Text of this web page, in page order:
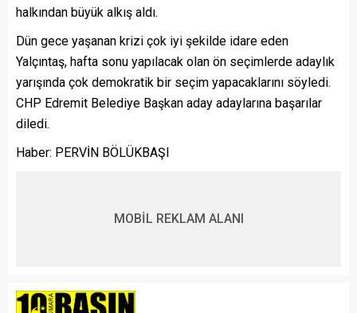
halkından büyük alkış aldı.
Dün gece yaşanan krizi çok iyi şekilde idare eden
Yalçıntaş, hafta sonu yapılacak olan ön seçimlerde adaylık
yarışında çok demokratik bir seçim yapacaklarını söyledi.
CHP Edremit Belediye Başkan aday adaylarına başarılar
diledi.
Haber: PERVİN BÖLÜKBAŞI
MOBİL REKLAM ALANI